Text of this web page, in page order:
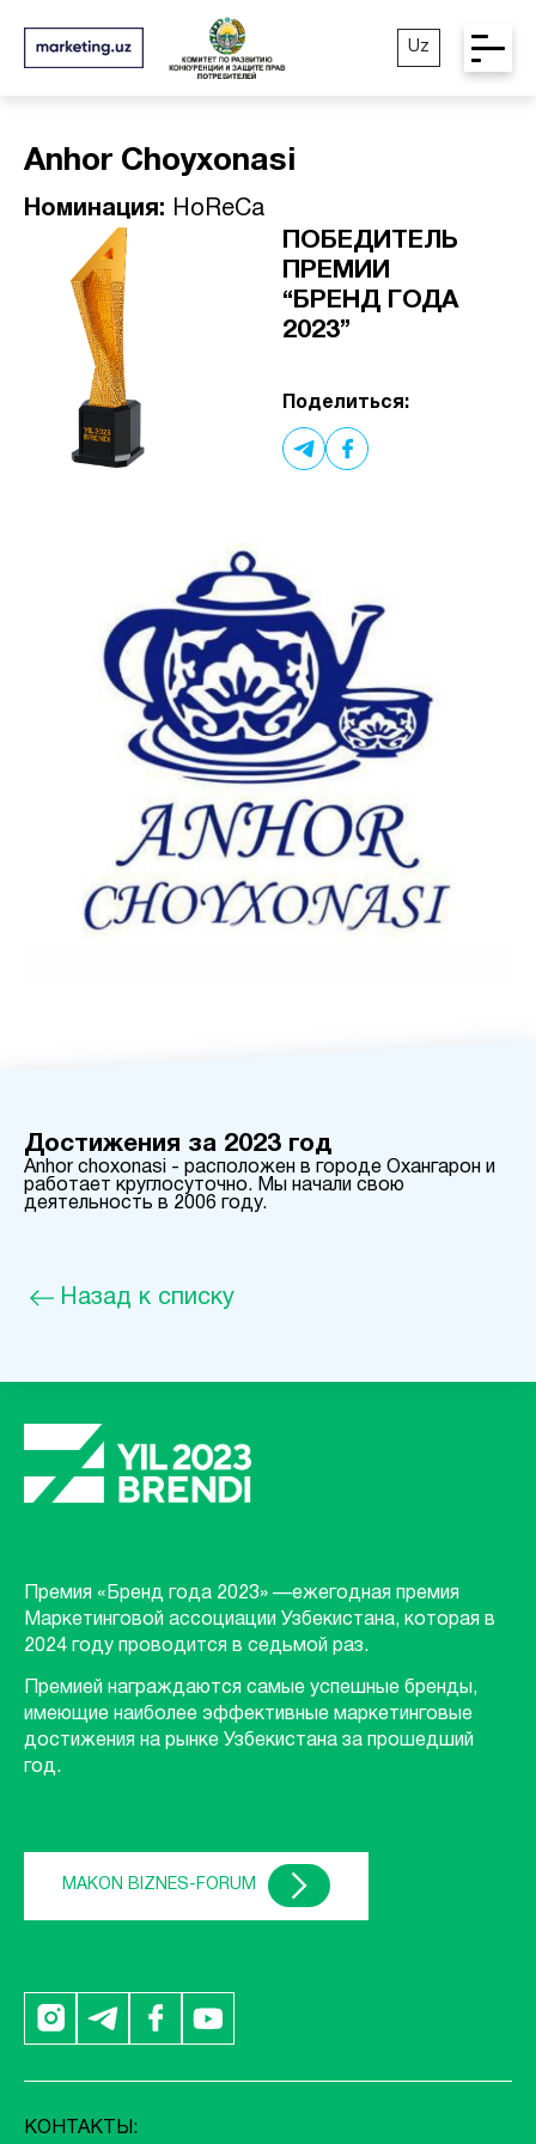
Uz
Anhor Choyxonasi
Номинация: HoReCa
ПОБЕДИТЕЛЬ
ПРЕМИИ
“БРЕНД ГОДА
2023”
Поделиться:
Достижения за 2023 год
Anhor choxonasi - расположен в городе Охангарон и
работает круглосуточно. Мы начали свою
деятельность в 2006 году.
Назад к списку
Премия «Бренд года 2023» —ежегодная премия
Маркетинговой ассоциации Узбекистана, которая в
2024 году проводится в седьмой раз.
Премией награждаются самые успешные бренды,
имеющие наиболее эффективные маркетинговые
достижения на рынке Узбекистана за прошедший
год.
MAKON BIZNES-FORUM
КОНТАКТЫ: